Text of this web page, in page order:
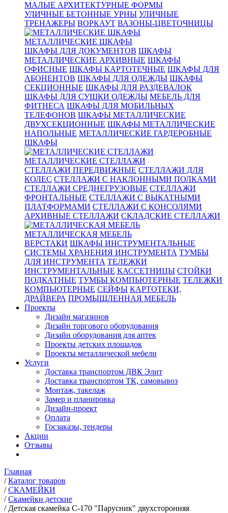
МАЛЫЕ АРХИТЕКТУРНЫЕ ФОРМЫ
УЛИЧНЫЕ БЕТОННЫЕ УРНЫ УЛИЧНЫЕ
ТРЕНАЖЕРЫ ВОРКАУТ ВАЗОНЫ-ЦВЕТОЧНИЦЫ
МЕТАЛЛИЧЕСКИЕ ШКАФЫ
ШКАФЫ ДЛЯ ДОКУМЕНТОВ ШКАФЫ
МЕТАЛЛИЧЕСКИЕ АРХИВНЫЕ ШКАФЫ
ОФИСНЫЕ ШКАФЫ КАРТОТЕЧНЫЕ ШКАФЫ ДЛЯ
АБОНЕНТОВ ШКАФЫ ДЛЯ ОДЕЖДЫ ШКАФЫ
СЕКЦИОННЫЕ ШКАФЫ ДЛЯ РАЗДЕВАЛОК
ШКАФЫ ДЛЯ СУШКИ ОДЕЖДЫ МЕБЕЛЬ ДЛЯ
ФИТНЕСА ШКАФЫ ДЛЯ МОБИЛЬНЫХ
ТЕЛЕФОНОВ ШКАФЫ МЕТАЛЛИЧЕСКИЕ
ДВУХСЕКЦИОННЫЕ ШКАФЫ МЕТАЛЛИЧЕСКИЕ
НАПОЛЬНЫЕ МЕТАЛЛИЧЕСКИЕ ГАРДЕРОБНЫЕ
ШКАФЫ
МЕТАЛЛИЧЕСКИЕ СТЕЛЛАЖИ
СТЕЛЛАЖИ ПЕРЕДВИЖНЫЕ СТЕЛЛАЖИ ДЛЯ
КОЛЕС СТЕЛЛАЖИ С НАКЛОННЫМИ ПОЛКАМИ
СТЕЛЛАЖИ СРЕДНЕГРУЗОВЫЕ СТЕЛЛАЖИ
ФРОНТАЛЬНЫЕ СТЕЛЛАЖИ С ВЫКАТНЫМИ
ПЛАТФОРМАМИ СТЕЛЛАЖИ С КОНСОЛЯМИ
АРХИВНЫЕ СТЕЛЛАЖИ СКЛАДСКИЕ СТЕЛЛАЖИ
МЕТАЛЛИЧЕСКАЯ МЕБЕЛЬ
ВЕРСТАКИ ШКАФЫ ИНСТРУМЕНТАЛЬНЫЕ
СИСТЕМЫ ХРАНЕНИЯ ИНСТРУМЕНТА ТУМБЫ
ДЛЯ ИНСТРУМЕНТА ТЕЛЕЖКИ
ИНСТРУМЕНТАЛЬНЫЕ КАССЕТНИЦЫ СТОЙКИ
ПОДКАТНЫЕ ТУМБЫ КОМПЬЮТЕРНЫЕ ТЕЛЕЖКИ
КОМПЬЮТЕРНЫЕ СЕЙФЫ КАРТОТЕКИ,
ДРАЙВЕРА ПРОМЫШЛЕННАЯ МЕБЕЛЬ
Проекты
Дизайн магазинов
Дизайн торгового оборудования
Дизайн оборудования для аптек
Проекты детских площадок
Проекты металлической мебели
Услуги
Доставка транспортом ДВК Элит
Доставка транспортом ТК, самовывоз
Монтаж, такелаж
Замер и планировка
Дизайн-проект
Оплата
Госзаказы, тендеры
Акции
Отзывы
Главная
/ Каталог товаров
/ СКАМЕЙКИ
/ Скамейки детские
/ Детская скамейка С-170 "Парусник" двухсторонняя